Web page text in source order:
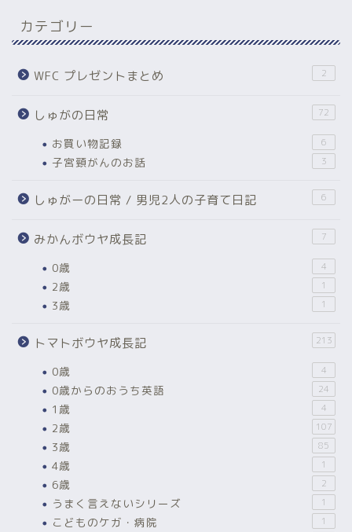
カテゴリー
WFC プレゼントまとめ 2
しゅがの日常 72
お買い物記録 6
子宮頸がんのお話 3
しゅがーの日常 / 男児2人の子育て日記 6
みかんボウヤ成長記 7
0歳 4
2歳 1
3歳 1
トマトボウヤ成長記 213
0歳 4
0歳からのおうち英語 24
1歳 4
2歳 107
3歳 85
4歳 1
6歳 2
うまく言えないシリーズ 1
こどものケガ・病院 1